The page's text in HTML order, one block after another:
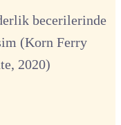
becerilerinde
(Korn Ferry
2020)